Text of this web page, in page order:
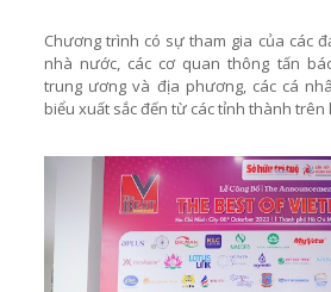
Chương trình có sự tham gia của các
nhà nước, các cơ quan thông tấn
trung ương và địa phương, các cá
biểu xuất sắc đến từ các tỉnh thành trên